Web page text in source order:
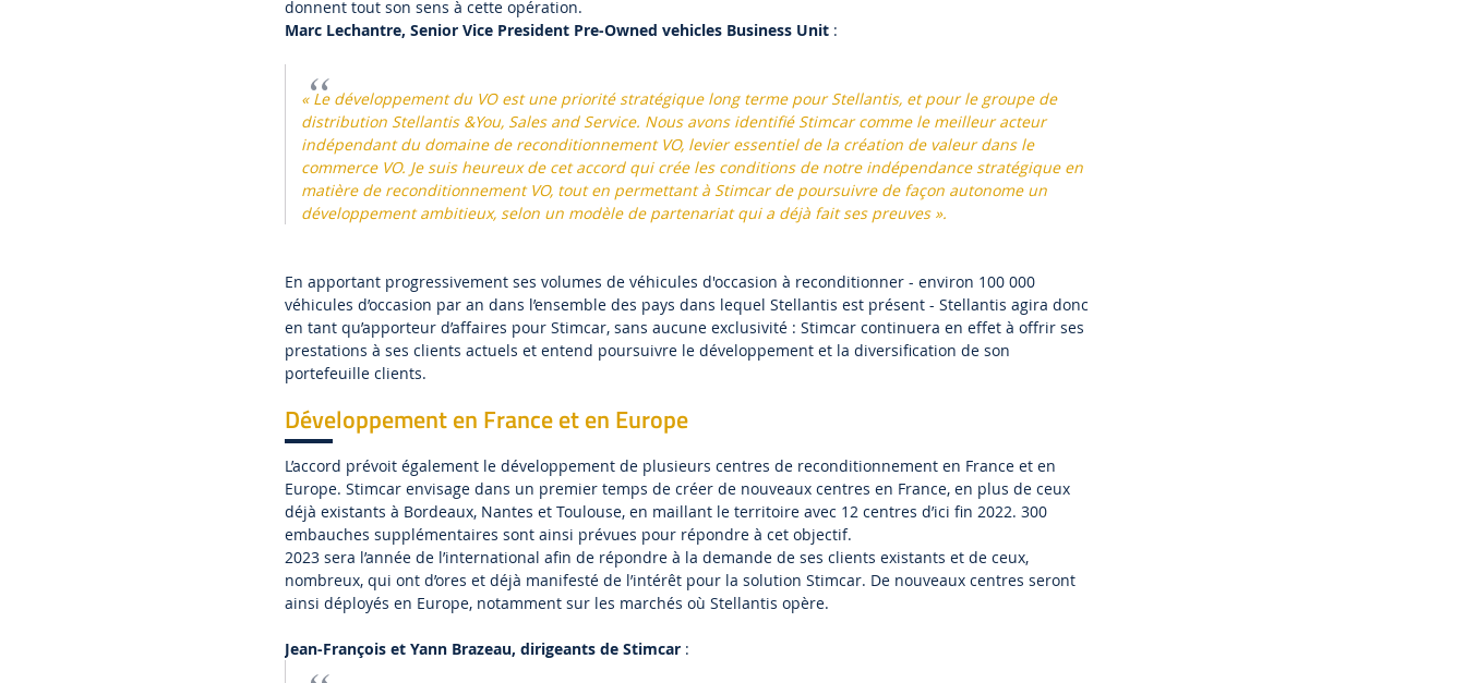
donnent tout son sens à cette opération.
Marc Lechantre, Senior Vice President Pre-Owned vehicles Business Unit:
« Le développement du VO est une priorité stratégique long terme pour Stellantis, et pour le groupe de
distribution Stellantis &You, Sales and Service. Nous avons identifié Stimcar comme le meilleur acteur
indépendant du domaine de reconditionnement VO, levier essentiel de la création de valeur dans le
commerce VO. Je suis heureux de cet accord qui crée les conditions de notre indépendance stratégique en
matière de reconditionnement VO, tout en permettant à Stimcar de poursuivre de façon autonome un
développement ambitieux, selon un modèle de partenariat qui a déjà fait ses preuves ».
En apportant progressivement ses volumes de véhicules d'occasion à reconditionner - environ 100 000
véhicules d’occasion par an dans l’ensemble des pays dans lequel Stellantis est présent - Stellantis agira donc
en tant qu’apporteur d’affaires pour Stimcar, sans aucune exclusivité : Stimcar continuera en effet à offrir ses
prestations à ses clients actuels et entend poursuivre le développement et la diversification de son
portefeuille clients.
Développement en France et en Europe
L’accord prévoit également le développement de plusieurs centres de reconditionnement en France et en
Europe. Stimcar envisage dans un premier temps de créer de nouveaux centres en France, en plus de ceux
déjà existants à Bordeaux, Nantes et Toulouse, en maillant le territoire avec 12 centres d’ici fin 2022. 300
embauches supplémentaires sont ainsi prévues pour répondre à cet objectif.
2023 sera l’année de l’international afin de répondre à la demande de ses clients existants et de ceux,
nombreux, qui ont d’ores et déjà manifesté de l’intérêt pour la solution Stimcar. De nouveaux centres seront
ainsi déployés en Europe, notamment sur les marchés où Stellantis opère.
Jean-François et Yann Brazeau, dirigeants de Stimcar: